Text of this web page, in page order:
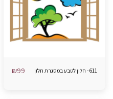
611 - חלון לטבע במסגרת חלון ₪99